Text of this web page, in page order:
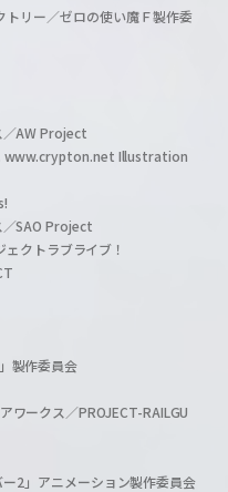
リー／ゼロの使い魔Ｆ製作委
／AW Project
www.crypton.net Illustration
SAO Project
クトラブライブ！
製作委員会
ワークス／PROJECT-RAILGU
2」アニメーション製作委員会